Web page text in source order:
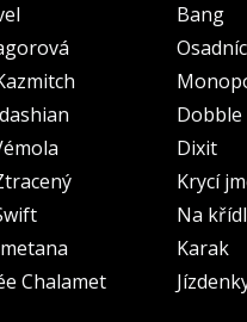
Chalamet
Bang
Dobble
Dixit
Krycí
Na
Karak